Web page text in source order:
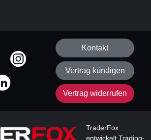
Accounts
Kontakt
Vertrag kündigen
Vertrag widerrufen
TraderFox
entwickelt Trading-